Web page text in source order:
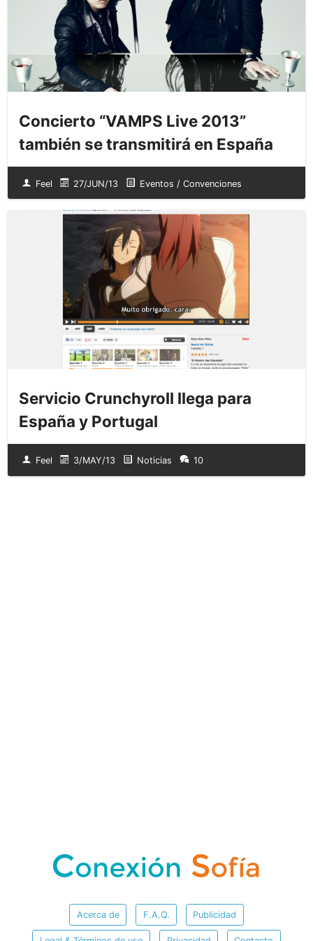
Concierto “VAMPS Live 2013”
también se transmitirá en España
Feel 27/JUN/13 Eventos / Convenciones
Servicio Crunchyroll llega para
España y Portugal
Feel 3/MAY/13 Noticias 10
Acerca de F.A.Q. Publicidad